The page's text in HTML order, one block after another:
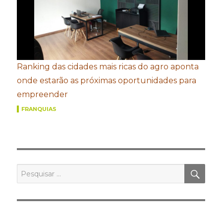
Ranking das cidades mais ricas do agro aponta
onde estarão as próximas oportunidades para
empreender
FRANQUIAS
por: